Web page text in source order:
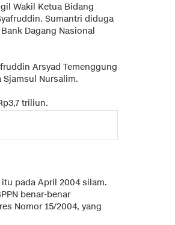
Wakil Ketua Bidang
Sumantri diduga
Dagang Nasional
Arsyad Temenggung
Nursalim.
triliun.
pada April 2004 silam.
benar-benar
Nomor 15/2004, yang